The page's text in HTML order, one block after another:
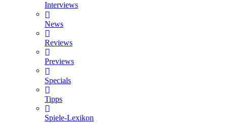
Interviews
News
Reviews
Previews
Specials
Tipps
Spiele-Lexikon